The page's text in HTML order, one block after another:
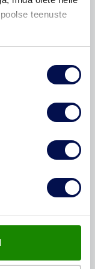
teenuste
Ehitus OÜ